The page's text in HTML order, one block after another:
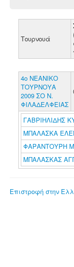
Τουρνουά
4ο ΝΕΑΝΙΚΟ
ΤΟΥΡΝΟΥΑ
2009 ΣΟ Ν.
ΦΙΛΑΔΕΛΦΕΙΑΣ
ΓΑΒΡΙΗΛΙΔΗΣ
ΜΠΑΛΑΣΚΑ
ΦΑΡΑΝΤΟΥΡΗ
ΜΠΑΛΑΣΚΑΣ
Επιστροφή στην